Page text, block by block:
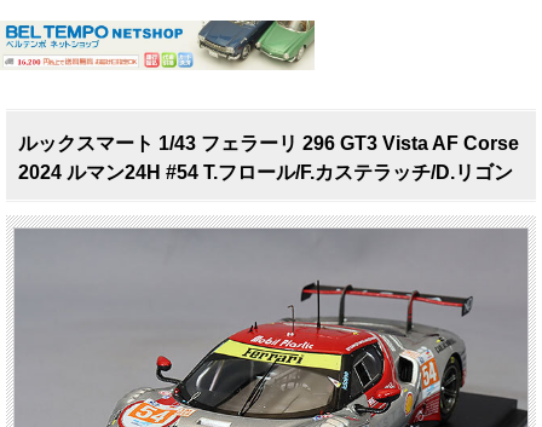
ルックスマート 1/43 フェラーリ 296 GT3 Vista AF Corse
2024 ルマン24H #54 T.フロール/F.カステラッチ/D.リゴン